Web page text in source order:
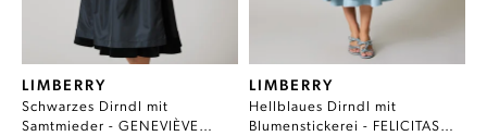
LIMBERRY
Schwarzes Dirndl mit
Samtmieder - GENEVIÈVE
LIMBERRY
Hellblaues Dirndl mit
Blumenstickerei - FELICITAS